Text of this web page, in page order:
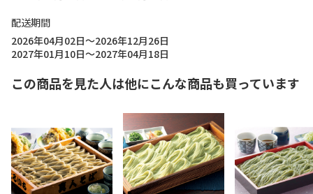
配送期間
2026年04月02日～2026年12月26日
2027年01月10日～2027年04月18日
この商品を見た人は他にこんな商品も買っています